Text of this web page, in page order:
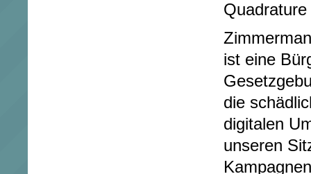
ist eine
die
digitalen
unseren